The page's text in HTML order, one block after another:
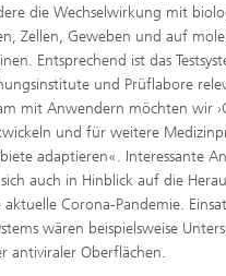
die Wechselwirkung mit
Zellen, Geweben und auf
Entsprechend ist das
und Prüflabore
mit Anwendern möchten wir
und für weitere
adaptieren«. Interessante
auch in Hinblick auf die
Corona-Pandemie.
wären beispielsweise
antiviraler Oberflächen.